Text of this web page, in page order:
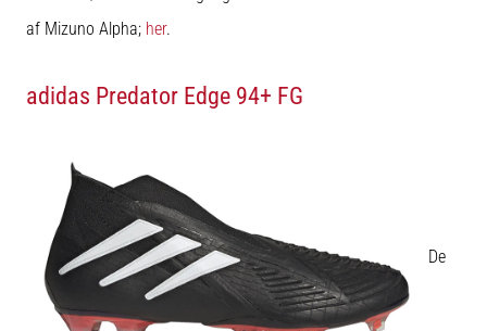
af Mizuno Alpha; her.
adidas Predator Edge 94+ FG
De